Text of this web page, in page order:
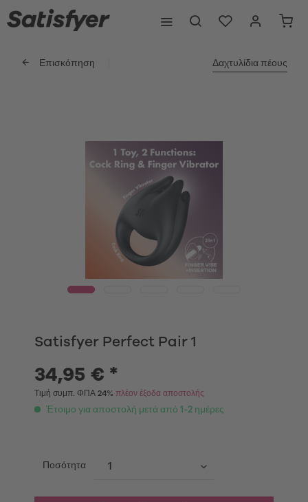
Επισκόπηση Δαχτυλίδια πέους
Satisfyer Perfect Pair 1
34,95 € *
Τιμή συμπ. ΦΠΑ 24% πλέον έξοδα αποστολής
Έτοιμο για αποστολή μετά από 1-2 ημέρες
Ποσότητα